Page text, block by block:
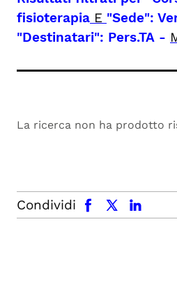
fisioterapia E "Sede":
"Destinatari": Pers.TA -
La ricerca non ha prodotto
Condividi
facebook x.com linkedin